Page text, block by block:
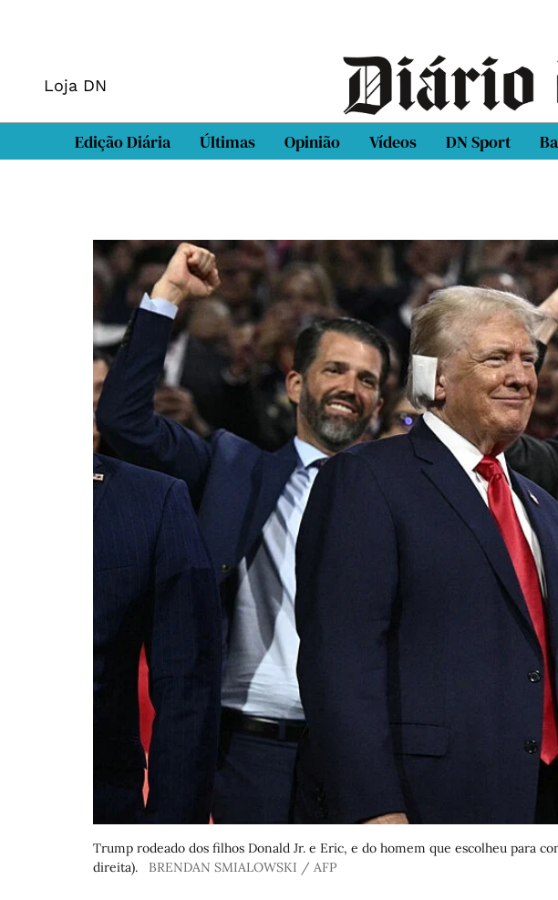
Loja DN
Edição Diária Últimas Opinião Vídeos DN Sport
Trump rodeado dos filhos Donald Jr. e Eric, e do homem que escolheu para
direita).
BRENDAN SMIALOWSKI / AFP